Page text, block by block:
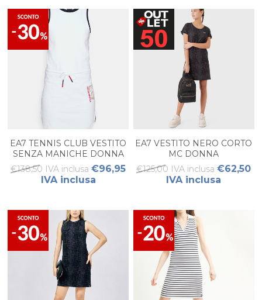
EA7 TENNIS CLUB VESTITO
SENZA MANICHE DONNA
€138,50 IVA inclusa €96,95
IVA inclusa
EA7 VESTITO NERO CORTO
MC DONNA
€125,00 IVA inclusa €62,50
IVA inclusa